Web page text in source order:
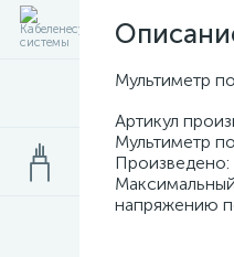
Мультиметр
Артикул
Мультиметр
напряжению